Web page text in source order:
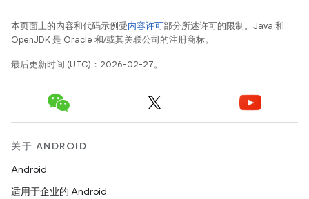
本页面上的内容和代码示例受内容许可部分所述许可的限制。Java 和
OpenJDK 是 Oracle 和/或其关联公司的注册商标。
最后更新时间 (UTC)：2026-02-27。
关于 ANDROID
Android
适用于企业的 Android